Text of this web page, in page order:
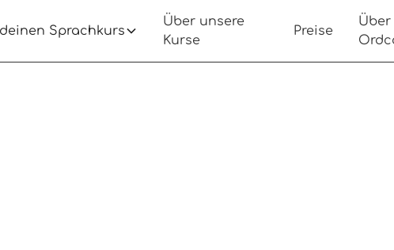
Sprachkurs
Über unsere
Kurse
Preise
Über